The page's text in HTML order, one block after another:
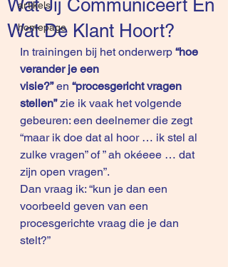
artikels
homepage
Wat Jij Communiceert En
Wat De Klant Hoort?
In trainingen bij het onderwerp “hoe
verander je een
visie?” en “procesgericht vragen
stellen” zie ik vaak het volgende
gebeuren: een deelnemer die zegt
“maar ik doe dat al hoor … ik stel al
zulke vragen” of ” ah okéeee … dat
zijn open vragen”.
Dan vraag ik: “kun je dan een
voorbeeld geven van een
procesgerichte vraag die je dan
stelt?”